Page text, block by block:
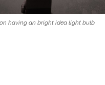
having an bright idea light bulb